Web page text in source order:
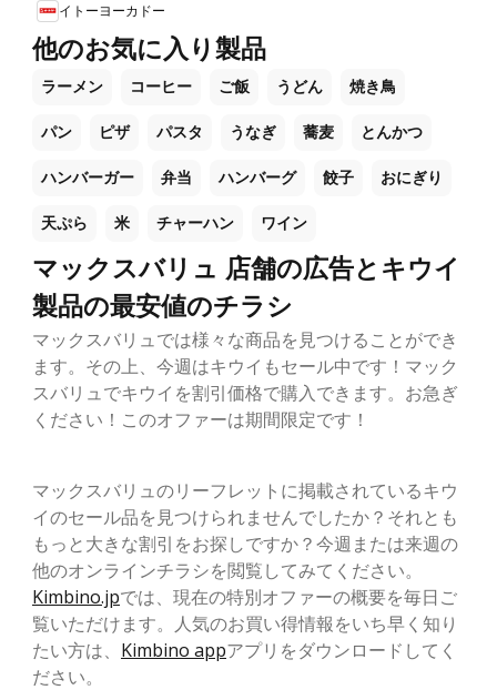
イトーヨーカドー
他のお気に入り製品
ラーメン コーヒー ご飯 うどん 焼き鳥
パン ピザ パスタ うなぎ 蕎麦 とんかつ
ハンバーガー 弁当 ハンバーグ 餃子 おにぎり
天ぷら 米 チャーハン ワイン
マックスバリュ 店舗の広告とキウイ
製品の最安値のチラシ
マックスバリュでは様々な商品を見つけることができ
ます。その上、今週はキウイもセール中です！マック
スバリュでキウイを割引価格で購入できます。お急ぎ
ください！このオファーは期間限定です！
マックスバリュのリーフレットに掲載されているキウ
イのセール品を見つけられませんでしたか？それとも
もっと大きな割引をお探しですか？今週または来週の
他のオンラインチラシを閲覧してみてください。
Kimbino.jpでは、現在の特別オファーの概要を毎日ご
覧いただけます。人気のお買い得情報をいち早く知り
たい方は、 Kimbino appアプリをダウンロードしてく
ださい。